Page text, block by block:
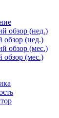
обзор (нед.)
обзор (нед.)
обзор (мес.)
обзор (мес.)